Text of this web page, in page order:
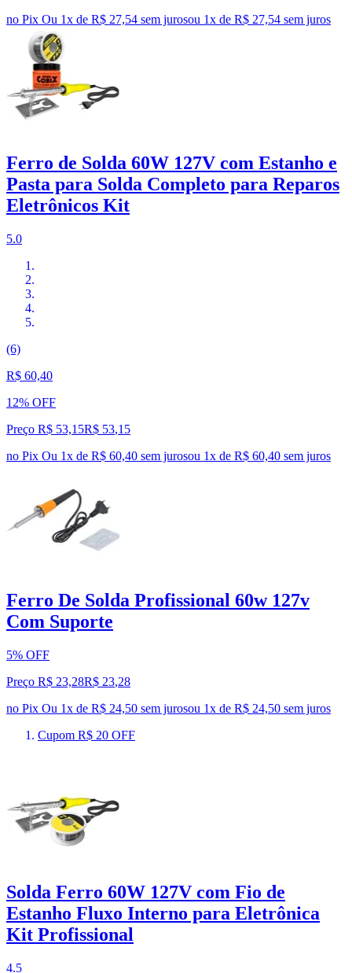
no Pix Ou 1x de R$ 27,54 sem jurosou 1x de R$ 27,54 sem juros
Ferro de Solda 60W 127V com Estanho e
Pasta para Solda Completo para Reparos
Eletrônicos Kit
5.0
(6)
R$ 60,40
12% OFF
Preço R$ 53,15R$ 53,15
no Pix Ou 1x de R$ 60,40 sem jurosou 1x de R$ 60,40 sem juros
Ferro De Solda Profissional 60w 127v
Com Suporte
5% OFF
Preço R$ 23,28R$ 23,28
no Pix Ou 1x de R$ 24,50 sem jurosou 1x de R$ 24,50 sem juros
Cupom R$ 20 OFF
Solda Ferro 60W 127V com Fio de
Estanho Fluxo Interno para Eletrônica
Kit Profissional
4.5